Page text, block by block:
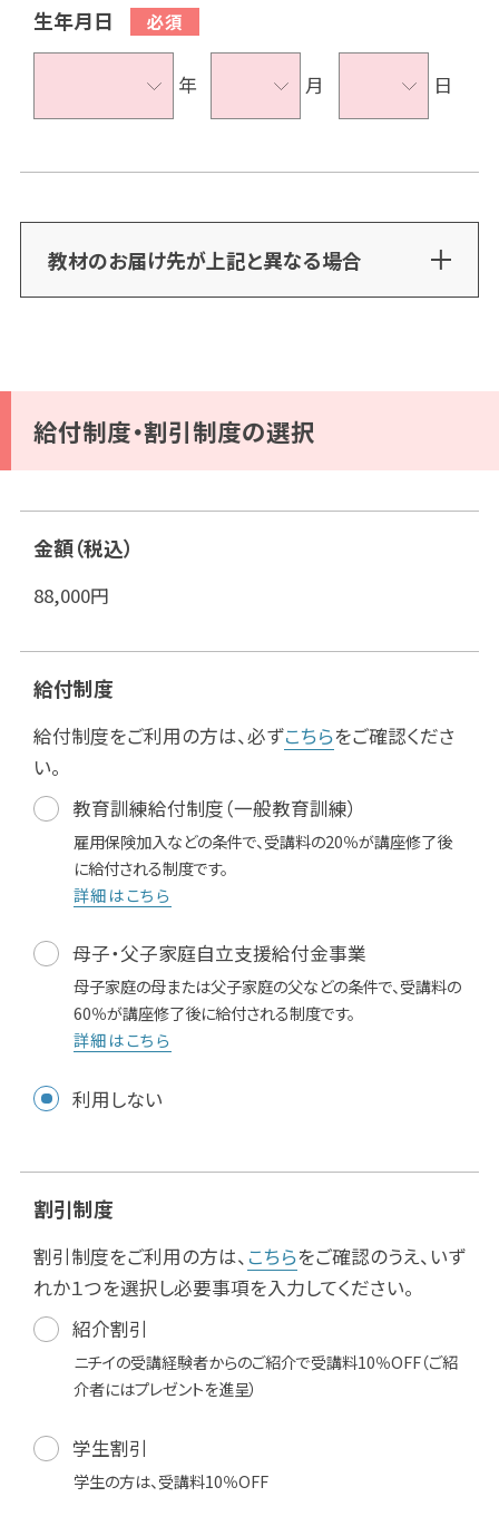
生年月日
年 月 日
教材のお届け先が上記と異なる場合
給付制度・割引制度の選択
金額（税込）
88,000円
給付制度
給付制度をご利用の方は、必ずこちらをご確認くださ
い。
教育訓練給付制度（一般教育訓練）
雇用保険加入などの条件で、受講料の20％が講座修了後
に給付される制度です。
詳細はこちら
母子・父子家庭自立支援給付金事業
母子家庭の母または父子家庭の父などの条件で、受講料の
60％が講座修了後に給付される制度です。
詳細はこちら
利用しない
割引制度
割引制度をご利用の方は、 こちらをご確認のうえ、いず
れか１つを選択し必要事項を入力してください。
紹介割引
ニチイの受講経験者からのご紹介で受講料10％OFF（ご紹
介者にはプレゼントを進呈）
学生割引
学生の方は、受講料10％OFF